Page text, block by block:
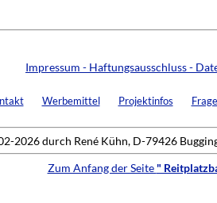
Impressum - Haftungsausschluss -
Werbemittel Projektinfos
2026 durch René Kühn, D-79426
Zum Anfang der Seite "